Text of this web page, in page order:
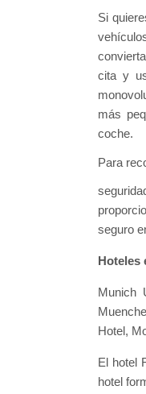
Si
cita y
más
coche.
Para
seguro
Hoteles
Munich
Hotel,
El hotel
hotel